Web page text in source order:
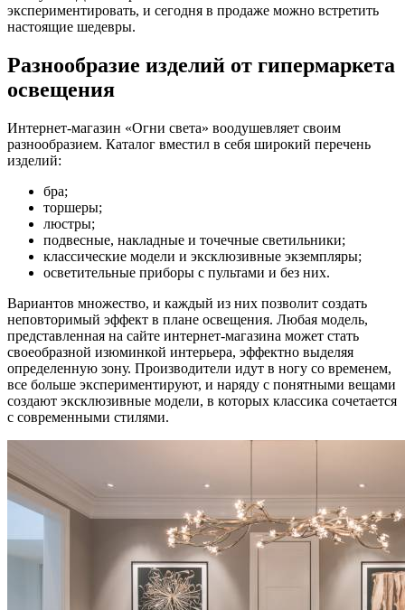
экспериментировать, и сегодня в продаже можно встретить
настоящие шедевры.
Разнообразие изделий от гипермаркета
освещения
Интернет-магазин «Огни света» воодушевляет своим
разнообразием. Каталог вместил в себя широкий перечень
изделий:
бра;
торшеры;
люстры;
подвесные, накладные и точечные светильники;
классические модели и эксклюзивные экземпляры;
осветительные приборы с пультами и без них.
Вариантов множество, и каждый из них позволит создать
неповторимый эффект в плане освещения. Любая модель,
представленная на сайте интернет-магазина может стать
своеобразной изюминкой интерьера, эффектно выделяя
определенную зону. Производители идут в ногу со временем,
все больше экспериментируют, и наряду с понятными вещами
создают эксклюзивные модели, в которых классика сочетается
с современными стилями.